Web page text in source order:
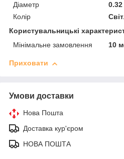
Діаметр
0.32
Колір
Користувальницькі
Мінімальне замовлення
10
Приховати
Умови доставки
Нова Пошта
Доставка кур'єром
НОВА ПОШТА